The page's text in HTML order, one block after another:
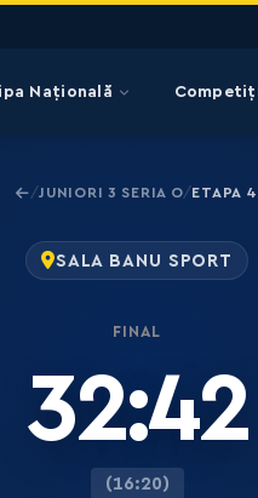
Națională
/JUNIORI 3 SERIA O/ETAPA 4
SALA BANU SPORT
FINAL
32:42
(16:20)